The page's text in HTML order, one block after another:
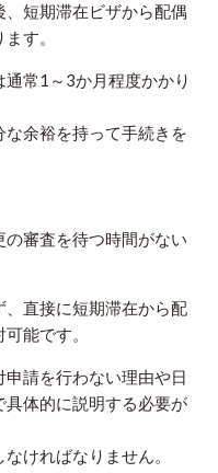
短期滞在ビザから配偶
す。
常1～3か月程度かかり
余裕を持って手続きを
の審査を待つ時間がない
直接に短期滞在から配
能です。
請を行わない理由や日
体的に説明する必要が
ければなりません。